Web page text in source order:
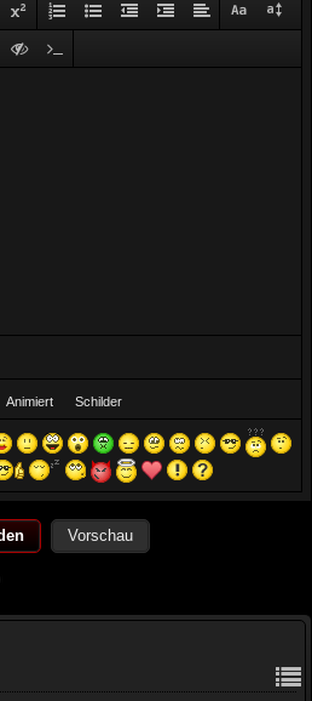
Animiert Schilder
Vorschau